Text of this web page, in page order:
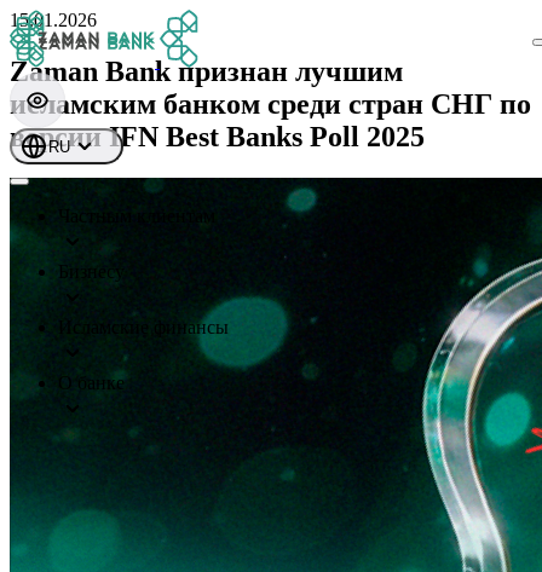
RU
Частным клиентам
Бизнесу
Исламские финансы
О банке
15.01.2026
Zaman Bank признан лучшим
исламским банком среди стран СНГ по
версии IFN Best Banks Poll 2025